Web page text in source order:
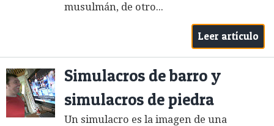
musulmán, de otro...
Leer artículo
Simulacros de barro y
simulacros de piedra
Un simulacro es la imagen de una